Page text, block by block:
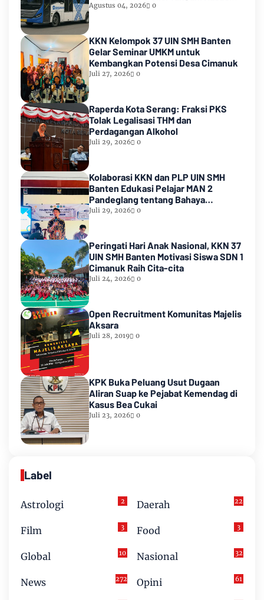
Lansia Korban Penyekapan
Agustus 04, 2026 0
KKN Kelompok 37 UIN SMH Banten
Gelar Seminar UMKM untuk
Kembangkan Potensi Desa Cimanuk
Juli 27, 2026 0
Raperda Kota Serang: Fraksi PKS
Tolak Legalisasi THM dan
Perdagangan Alkohol
Juli 29, 2026 0
Kolaborasi KKN dan PLP UIN SMH
Banten Edukasi Pelajar MAN 2
Pandeglang tentang Bahaya
Pernikahan Dini
Juli 29, 2026 0
Peringati Hari Anak Nasional, KKN 37
UIN SMH Banten Motivasi Siswa SDN 1
Cimanuk Raih Cita-cita
Juli 24, 2026 0
Open Recruitment Komunitas Majelis
Aksara
Juli 28, 2019 0
KPK Buka Peluang Usut Dugaan
Aliran Suap ke Pejabat Kemendag di
Kasus Bea Cukai
Juli 23, 2026 0
Label
Astrologi 2 Daerah 22
Film 3 Food 3
Global 10 Nasional 32
News 272 Opini 61